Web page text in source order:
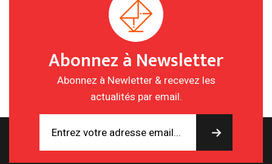
Abonnez à Newsletter
Abonnez à Newletter & recevez les
actualités par email.